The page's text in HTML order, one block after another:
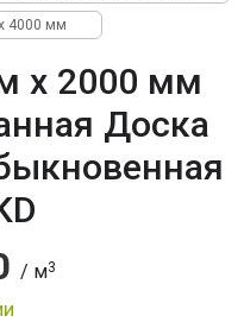
4000 мм
x 2000 мм
Доска
/ м3